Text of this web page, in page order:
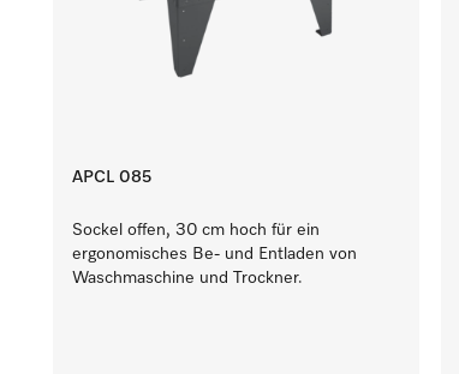
APCL 085
Sockel offen, 30 cm hoch für ein
ergonomisches Be- und Entladen von
Waschmaschine und Trockner.